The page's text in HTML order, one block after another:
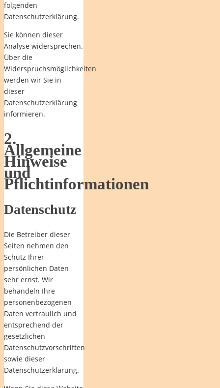
folgenden
Datenschutzerklärung.
Sie können dieser
Analyse widersprechen.
Über die
Widerspruchsmöglichkeiten
werden wir Sie in
dieser
Datenschutzerklärung
informieren.
2.
Allgemeine
Hinweise
und
Pflichtinformationen
Datenschutz
Die Betreiber dieser
Seiten nehmen den
Schutz Ihrer
persönlichen Daten
sehr ernst. Wir
behandeln Ihre
personenbezogenen
Daten vertraulich und
entsprechend der
gesetzlichen
Datenschutzvorschriften
sowie dieser
Datenschutzerklärung.